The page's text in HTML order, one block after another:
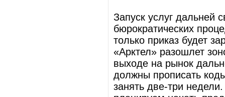
Запуск услуг дальней
бюрократических
только приказ будет
«Арктел» разошлет
выходе на рынок
должны прописать
занять две-три